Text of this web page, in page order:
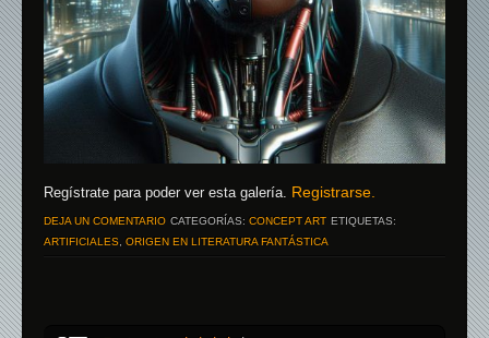
Regístrate para poder ver esta galería. Registrarse.
DEJA UN COMENTARIO CATEGORÍAS: CONCEPT ART ETIQUETAS:
ARTIFICIALES ORIGEN EN LITERATURA FANTÁSTICA